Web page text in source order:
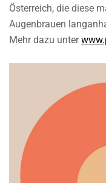
Österreich, die diese
Augenbrauen
Mehr dazu unter